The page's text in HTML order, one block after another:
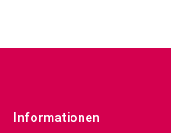
Informationen